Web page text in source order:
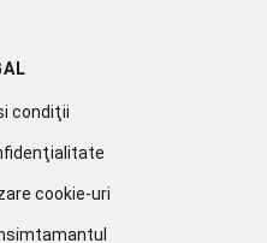
condiţii
cookie-uri